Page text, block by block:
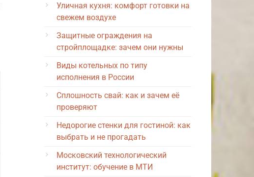
Уличная кухня: комфорт готовки на
свежем воздухе
Защитные ограждения на
стройплощадке: зачем они нужны
Виды котельных по типу
исполнения в России
Сплошность свай: как и зачем её
проверяют
Недорогие стенки для гостиной: как
выбрать и не прогадать
Московский технологический
институт: обучение в МТИ